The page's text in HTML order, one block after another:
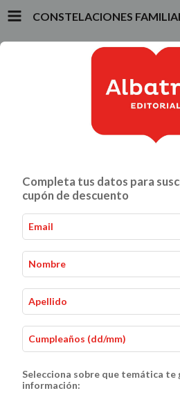
CONSTELACIONES
ALIMENTACIÓN Y GASTRONOMÍA
Inicio - Mente, Cuerpo y Alma -
Completa tus datos para
cupón de descuento
Selecciona sobre que temática
información: